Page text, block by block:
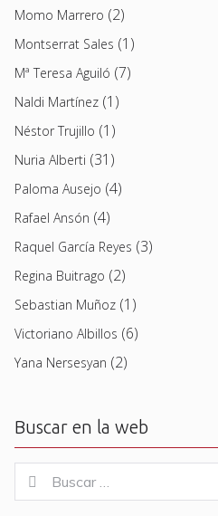
Momo Marrero (2)
Montserrat Sales (1)
Mª Teresa Aguiló (7)
Naldi Martínez (1)
Néstor Trujillo (1)
Nuria Alberti (31)
Paloma Ausejo (4)
Rafael Ansón (4)
Raquel García Reyes (3)
Regina Buitrago (2)
Sebastian Muñoz (1)
Victoriano Albillos (6)
Yana Nersesyan (2)
Buscar en la web
for:
Buscar